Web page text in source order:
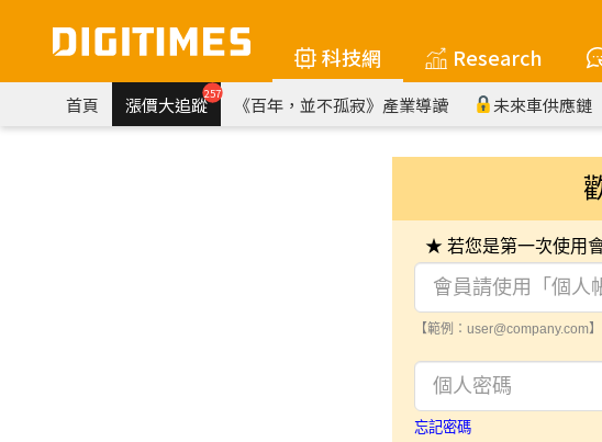
科技網 Research
首頁 漲價大追蹤257 《百年，並不孤寂》產業導讀 未來車供應鏈
★ 若您是第一次使用
【範例：user@company.com】
忘記密碼